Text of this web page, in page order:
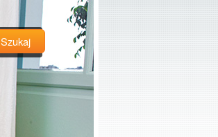
Szukaj